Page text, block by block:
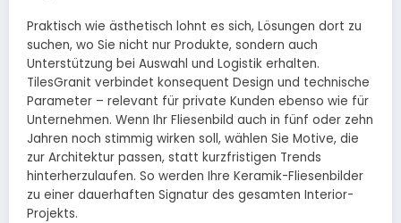
Praktisch wie ästhetisch lohnt es sich, Lösungen dort zu
suchen, wo Sie nicht nur Produkte, sondern auch
Unterstützung bei Auswahl und Logistik erhalten.
TilesGranit verbindet konsequent Design und technische
Parameter – relevant für private Kunden ebenso wie für
Unternehmen. Wenn Ihr Fliesenbild auch in fünf oder zehn
Jahren noch stimmig wirken soll, wählen Sie Motive, die
zur Architektur passen, statt kurzfristigen Trends
hinterherzulaufen. So werden Ihre Keramik-Fliesenbilder
zu einer dauerhaften Signatur des gesamten Interior-
Projekts.